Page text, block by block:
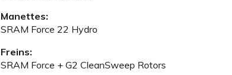
Manettes:
SRAM Force 22 Hydro
Freins:
SRAM Force + G2 CleanSweep Rotors